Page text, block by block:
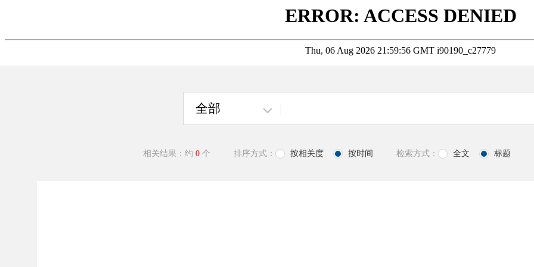
全部
相关结果：约 0 个 排序方式： 按相关度 按时间 检索方式： 全文 标题